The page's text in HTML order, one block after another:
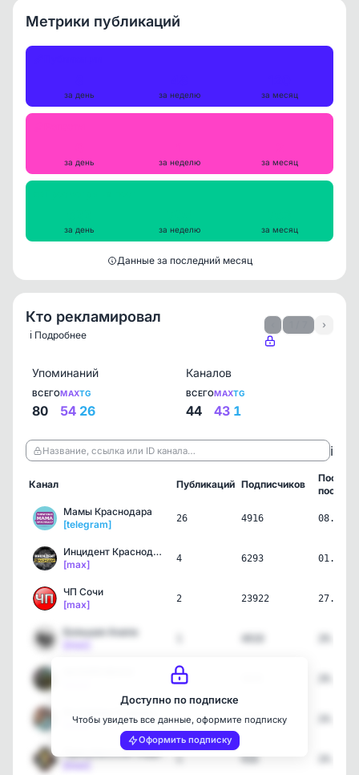
Метрики публикаций
за день за неделю за месяц
за день за неделю за месяц
за день за неделю за месяц
Данные за последний месяц
Кто рекламировал
ℹ️ Подробнее
›
Упоминаний
ВСЕГО
80
MAX
54
TG
26
Каналов
ВСЕГО
44
MAX
43
TG
1
Название, ссылка или ID канала… ℹ️
Канал Публикаций Подписчиков
пост
Мамы Краснодара
[telegram]
26 4916
Инцидент Краснодар и Кра…
[max]
4 6293
ЧП Сочи
[max]
2 23922
Большая Анапа
2
[max]
1 2360
Прикубанский Округ
1 916
Доступно по подписке
Чтобы увидеть все данные, оформите подписку
Оформить подписку